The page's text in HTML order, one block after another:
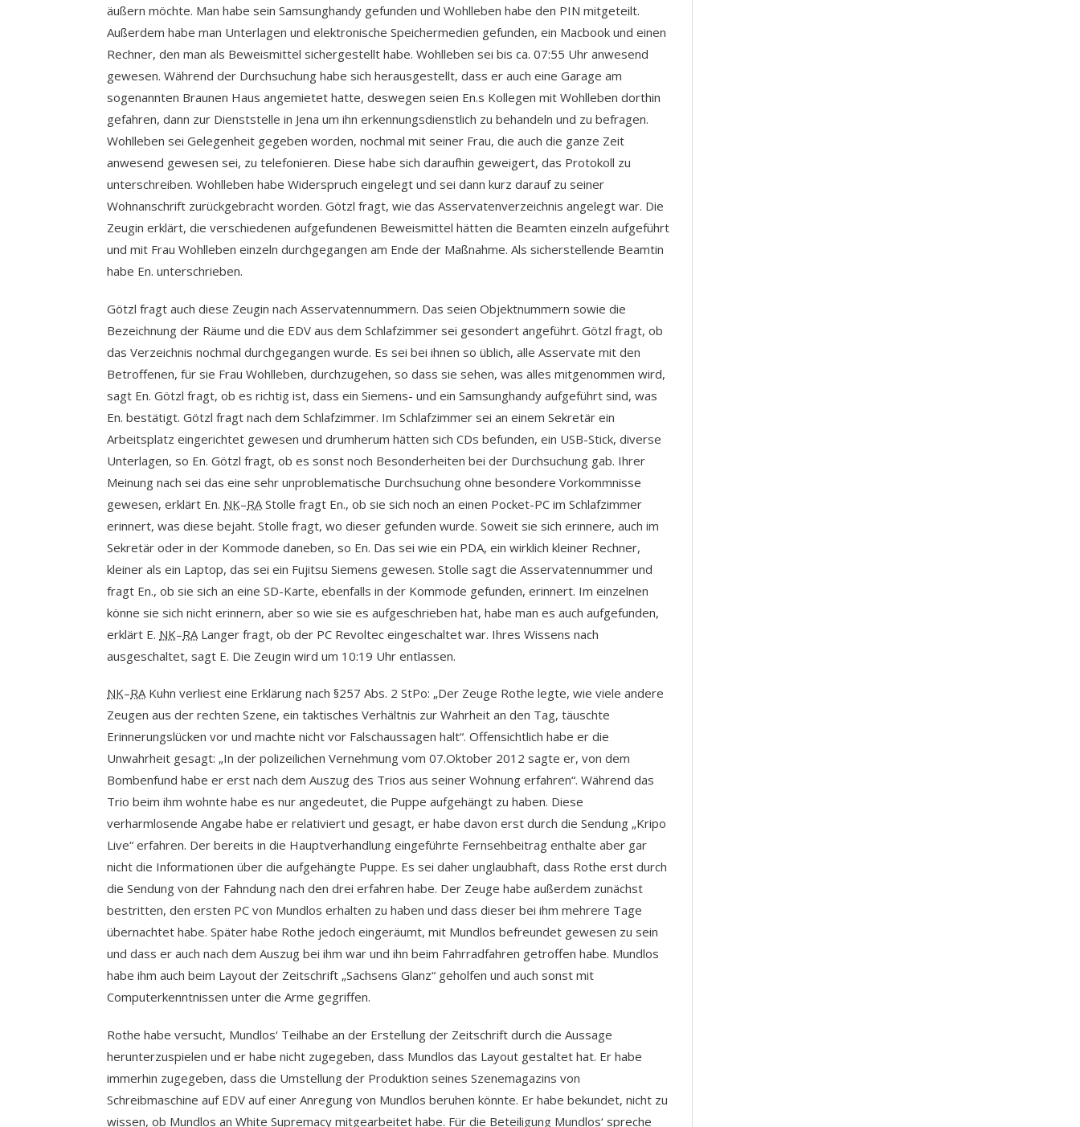
äußern möchte. Man habe sein Samsunghandy gefunden und Wohlleben habe den PIN mitgeteilt.
Außerdem habe man Unterlagen und elektronische Speichermedien gefunden, ein Macbook und einen
Rechner, den man als Beweismittel sichergestellt habe. Wohlleben sei bis ca. 07:55 Uhr anwesend
gewesen. Während der Durchsuchung habe sich herausgestellt, dass er auch eine Garage am
sogenannten Braunen Haus angemietet hatte, deswegen seien En.s Kollegen mit Wohlleben dorthin
gefahren, dann zur Dienststelle in Jena um ihn erkennungsdienstlich zu behandeln und zu befragen.
Wohlleben sei Gelegenheit gegeben worden, nochmal mit seiner Frau, die auch die ganze Zeit
anwesend gewesen sei, zu telefonieren. Diese habe sich daraufhin geweigert, das Protokoll zu
unterschreiben. Wohlleben habe Widerspruch eingelegt und sei dann kurz darauf zu seiner
Wohnanschrift zurückgebracht worden. Götzl fragt, wie das Asservatenverzeichnis angelegt war. Die
Zeugin erklärt, die verschiedenen aufgefundenen Beweismittel hätten die Beamten einzeln aufgeführt
und mit Frau Wohlleben einzeln durchgegangen am Ende der Maßnahme. Als sicherstellende Beamtin
habe En. unterschrieben.
Götzl fragt auch diese Zeugin nach Asservatennummern. Das seien Objektnummern sowie die
Bezeichnung der Räume und die EDV aus dem Schlafzimmer sei gesondert angeführt. Götzl fragt, ob
das Verzeichnis nochmal durchgegangen wurde. Es sei bei ihnen so üblich, alle Asservate mit den
Betroffenen, für sie Frau Wohlleben, durchzugehen, so dass sie sehen, was alles mitgenommen wird,
sagt En. Götzl fragt, ob es richtig ist, dass ein Siemens- und ein Samsunghandy aufgeführt sind, was
En. bestätigt. Götzl fragt nach dem Schlafzimmer. Im Schlafzimmer sei an einem Sekretär ein
Arbeitsplatz eingerichtet gewesen und drumherum hätten sich CDs befunden, ein USB-Stick, diverse
Unterlagen, so En. Götzl fragt, ob es sonst noch Besonderheiten bei der Durchsuchung gab. Ihrer
Meinung nach sei das eine sehr unproblematische Durchsuchung ohne besondere Vorkommnisse
gewesen, erklärt En. NK–RA Stolle fragt En., ob sie sich noch an einen Pocket-PC im Schlafzimmer
erinnert, was diese bejaht. Stolle fragt, wo dieser gefunden wurde. Soweit sie sich erinnere, auch im
Sekretär oder in der Kommode daneben, so En. Das sei wie ein PDA, ein wirklich kleiner Rechner,
kleiner als ein Laptop, das sei ein Fujitsu Siemens gewesen. Stolle sagt die Asservatennummer und
fragt En., ob sie sich an eine SD-Karte, ebenfalls in der Kommode gefunden, erinnert. Im einzelnen
könne sie sich nicht erinnern, aber so wie sie es aufgeschrieben hat, habe man es auch aufgefunden,
erklärt E. NK–RA Langer fragt, ob der PC Revoltec eingeschaltet war. Ihres Wissens nach
ausgeschaltet, sagt E. Die Zeugin wird um 10:19 Uhr entlassen.
NK–RAKuhn verliest eine Erklärung nach §257 Abs. 2 StPo: „Der Zeuge Rothe legte, wie viele andere
Zeugen aus der rechten Szene, ein taktisches Verhältnis zur Wahrheit an den Tag, täuschte
Erinnerungslücken vor und machte nicht vor Falschaussagen halt“. Offensichtlich habe er die
Unwahrheit gesagt: „In der polizeilichen Vernehmung vom 07.Oktober 2012 sagte er, von dem
Bombenfund habe er erst nach dem Auszug des Trios aus seiner Wohnung erfahren“. Während das
Trio beim ihm wohnte habe es nur angedeutet, die Puppe aufgehängt zu haben. Diese
verharmlosende Angabe habe er relativiert und gesagt, er habe davon erst durch die Sendung „Kripo
Live“ erfahren. Der bereits in die Hauptverhandlung eingeführte Fernsehbeitrag enthalte aber gar
nicht die Informationen über die aufgehängte Puppe. Es sei daher unglaubhaft, dass Rothe erst durch
die Sendung von der Fahndung nach den drei erfahren habe. Der Zeuge habe außerdem zunächst
bestritten, den ersten PC von Mundlos erhalten zu haben und dass dieser bei ihm mehrere Tage
übernachtet habe. Später habe Rothe jedoch eingeräumt, mit Mundlos befreundet gewesen zu sein
und dass er auch nach dem Auszug bei ihm war und ihn beim Fahrradfahren getroffen habe. Mundlos
habe ihm auch beim Layout der Zeitschrift „Sachsens Glanz“ geholfen und auch sonst mit
Computerkenntnissen unter die Arme gegriffen.
Rothe habe versucht, Mundlos‘ Teilhabe an der Erstellung der Zeitschrift durch die Aussage
herunterzuspielen und er habe nicht zugegeben, dass Mundlos das Layout gestaltet hat. Er habe
immerhin zugegeben, dass die Umstellung der Produktion seines Szenemagazins von
Schreibmaschine auf EDV auf einer Anregung von Mundlos beruhen könnte. Er habe bekundet, nicht zu
wissen, ob Mundlos an White Supremacy mitgearbeitet habe. Für die Beteiligung Mundlos‘ spreche